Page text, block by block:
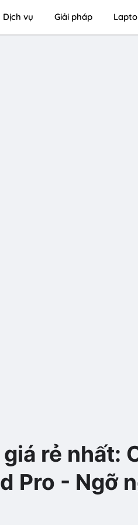
Dịch vụ Giải pháp
rẻ nhất:
Pro - Ngỡ